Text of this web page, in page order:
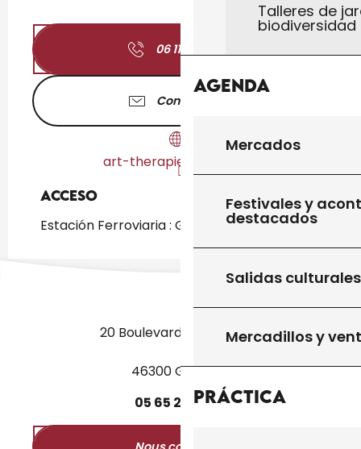
Talleres de
biodiversidad
Agenda
Mercados
Festivales y
destacados
Salidas culturales
Mercadillos y
Práctica
06 11 32 40
Contáctenos
art-therapie-gourdon.fr
Acceso
Acceso
Estación Ferroviaria : Gourdon a 1km
20 Boulevard des Martyrs
46300 Gourdon
05 65 27 5250